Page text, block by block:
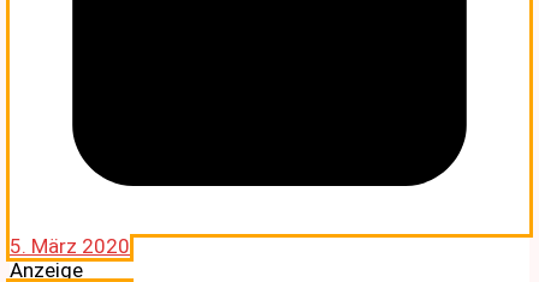
5. März 2020
Anzeige